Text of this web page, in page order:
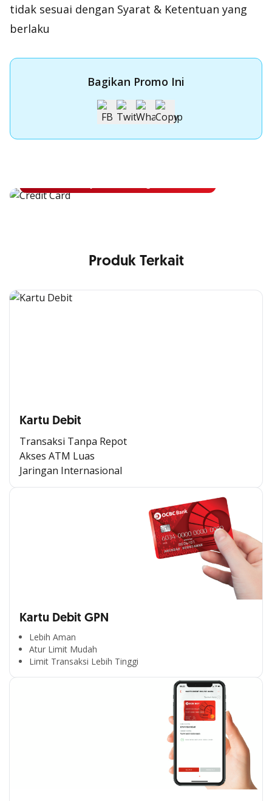
tidak sesuai dengan Syarat & Ketentuan yang
berlaku
Bagikan Promo Ini
Apply Kartu Kredit OCBC
Produk Terkait
Kartu Debit
Transaksi Tanpa Repot
Akses ATM Luas
Jaringan Internasional
Kartu Debit GPN
Lebih Aman
Atur Limit Mudah
Limit Transaksi Lebih Tinggi